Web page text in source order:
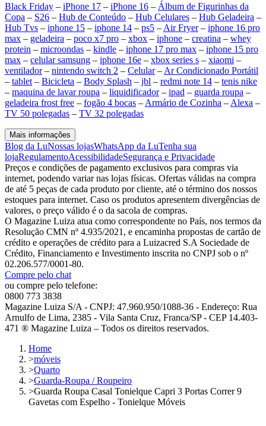
Black Friday – iPhone 17 – iPhone 16 – Álbum de Figurinhas da
Copa – S26 – Hub de Conteúdo – Hub Celulares – Hub Geladeira –
Hub Tvs – iphone 15 – iphone 14 – ps5 – Air Fryer– iphone 16 pro
max – geladeira – poco x7 pro – xbox – iphone – creatina – whey
protein – microondas – kindle – iphone 17 pro max – iphone 15 pro
max – celular samsung – iphone 16e – xbox series s – xiaomi –
ventilador– nintendo switch 2 – Celular– Ar Condicionado Portátil
– tablet – Bicicleta – Body Splash – jbl – redmi note 14 – tenis nike
– maquina de lavar roupa – liquidificador– ipad – guarda roupa –
geladeira frost free – fogão 4 bocas – Armário de Cozinha – Alexa –
TV 50 polegadas – TV 32 polegadas
Mais informações
Blog da LuNossas lojasWhatsApp da LuTenha sua
lojaRegulamentoAcessibilidadeSegurança e Privacidade
Preços e condições de pagamento exclusivos para compras via
internet, podendo variar nas lojas físicas. Ofertas válidas na compra
de até 5 peças de cada produto por cliente, até o término dos nossos
estoques para internet. Caso os produtos apresentem divergências de
valores, o preço válido é o da sacola de compras.
O Magazine Luiza atua como correspondente no País, nos termos da
Resolução CMN nº 4.935/2021, e encaminha propostas de cartão de
crédito e operações de crédito para a Luizacred S.A Sociedade de
Crédito, Financiamento e Investimento inscrita no CNPJ sob o nº
02.206.577/0001-80.
Compre pelo chat
ou compre pelo telefone:
0800 773 3838
Magazine Luiza S/A - CNPJ: 47.960.950/1088-36 - Endereço: Rua
Arnulfo de Lima, 2385 - Vila Santa Cruz, Franca/SP - CEP 14.403-
471 ® Magazine Luiza – Todos os direitos reservados.
Home
>móveis
>Quarto
>Guarda-Roupa / Roupeiro
>Guarda Roupa Casal Tonielque Capri 3 Portas Correr 9
Gavetas com Espelho - Tonielque Móveis